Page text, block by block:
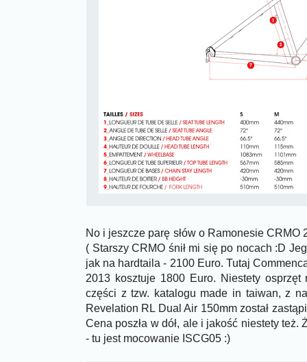
No i jeszcze parę słów o Ramonesie CRMO
( Starszy CRMO śnił mi się po nocach :D
jak na hardtaila - 2100 Euro. Tutaj
2013 kosztuje 1800 Euro. Niestety
części z tzw. katalogu made in taiwan, z
Revelation RL Dual Air 150mm został
Cena poszła w dół, ale i jakość niestety też.
- tu jest mocowanie ISCG05 :)